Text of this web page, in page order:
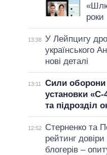
роки
13:38 У Лейпцигу
українського
нові деталі
13:11
Сили оборони
установки «С-
та підрозділ
12:52
Стерненко та
рейтинг
блогерів –